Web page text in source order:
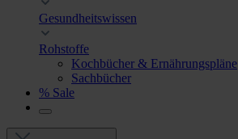
Gesundheitswissen
Rohstoffe
Kochbücher & Ernährungspläne
Sachbücher
% Sale